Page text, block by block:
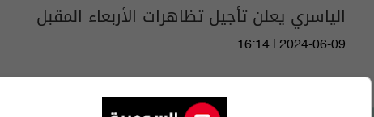
الياسري يعلن تأجيل تظاهرات الأربعاء المقبل
16:14 | 2024-06-09